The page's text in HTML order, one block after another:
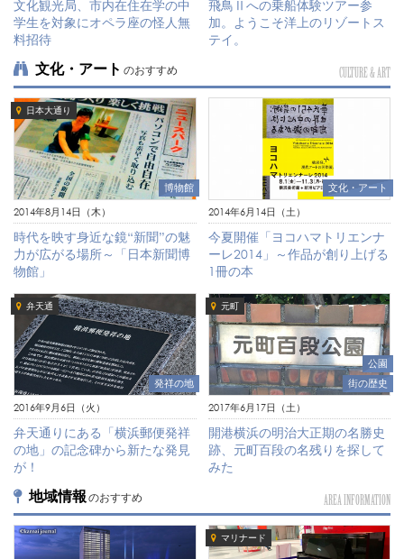
文化観光局、市内在住在学の中
学生を対象にオペラ座の怪人無
料招待
飛鳥Ⅱへの乗船体験ツアー参
加。ようこそ洋上のリゾートス
テイ。
文化・アート のおすすめ CULTURE & ART
日本大通り
博物館
2014年8月14日（木）
時代を映す身近な鏡“新聞”の魅
力が広がる場所～「日本新聞博
物館」
文化・アート
2014年6月14日（土）
今夏開催「ヨコハマトリエンナ
ーレ2014」～作品が創り上げる
1冊の本
弁天通
発祥の地
2016年9月6日（火）
弁天通りにある「横浜郵便発祥
の地」の記念碑から新たな発見
が！
元町
公園
街の歴史
2017年6月17日（土）
開港横浜の明治大正期の名勝史
跡、元町百段の名残りを探して
みた
地域情報 のおすすめ AREA INFORMATION
マリナード